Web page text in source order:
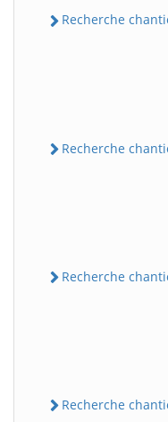
Recherche
Recherche
Recherche
Recherche